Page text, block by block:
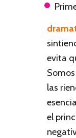
evita
las
el